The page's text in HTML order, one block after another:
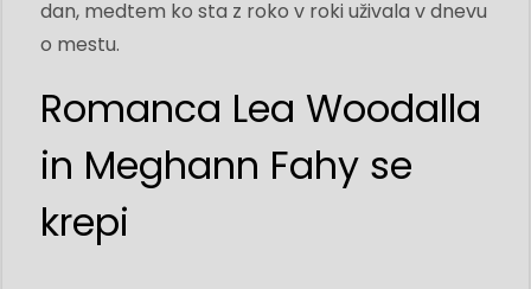
dan, medtem ko sta z roko v roki uživala v dnevu
o mestu.
Romanca Lea Woodalla
in Meghann Fahy se
krepi